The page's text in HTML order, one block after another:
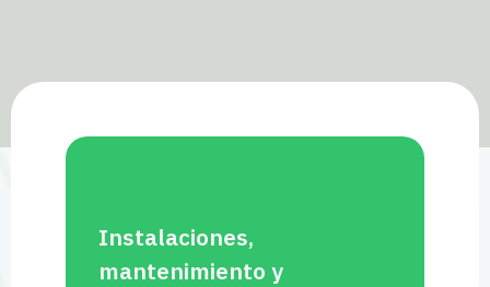
Instalaciones,
mantenimiento y